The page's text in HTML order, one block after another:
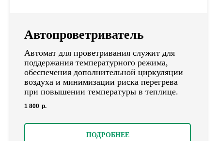
Автопроветриватель
Автомат для проветривания служит для
поддержания температурного режима,
обеспечения дополнительной циркуляции
воздуха и минимизации риска перегрева
при повышении температуры в теплице.
1 800 р.
ПОДРОБНЕЕ